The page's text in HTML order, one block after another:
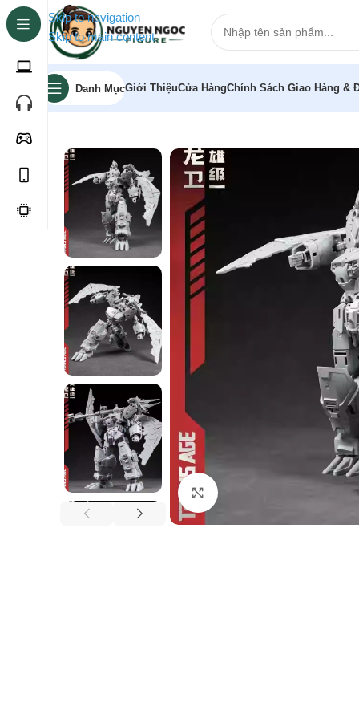
Skip to navigation
Skip to main content
Danh MụcGiới ThiệuCửa HàngChính Sách Giao Hàng &
Trang chủ»